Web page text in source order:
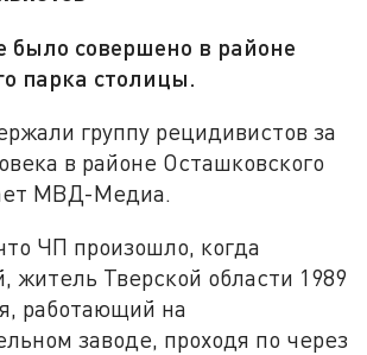
было совершено в районе
парка столицы.
группу рецидивистов за
в районе Осташковского
МВД-Медиа.
ЧП произошло, когда
житель Тверской области 1989
работающий на
заводе, проходя по через